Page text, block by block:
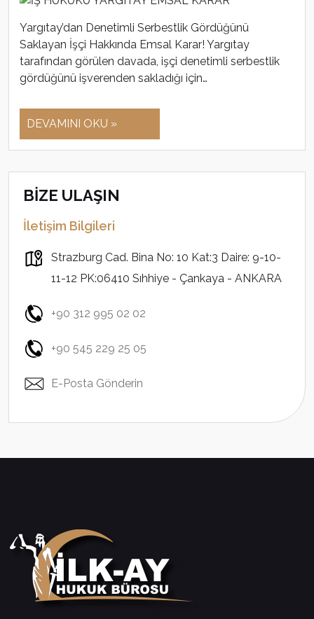
Yargıtay’dan Denetimli Serbestlik Gördüğünü
Saklayan İşçi Hakkında Emsal Karar! Yargıtay
tarafından görülen davada, işçi denetimli serbestlik
gördüğünü işverenden sakladığı için…
DEVAMINI OKU »
BİZE ULAŞIN
İletişim Bilgileri
Strazburg Cad. Bina No: 10 Kat:3 Daire: 9-10-
11-12 PK:06410 Sıhhiye - Çankaya - ANKARA
+90 312 995 02 02
+90 545 229 25 05
E-Posta Gönderin